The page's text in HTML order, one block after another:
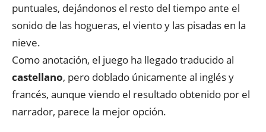
puntuales, dejándonos el resto del tiempo ante el
sonido de las hogueras, el viento y las pisadas en la
nieve.
Como anotación, el juego ha llegado traducido al
castellano, pero doblado únicamente al inglés y
francés, aunque viendo el resultado obtenido por el
narrador, parece la mejor opción.